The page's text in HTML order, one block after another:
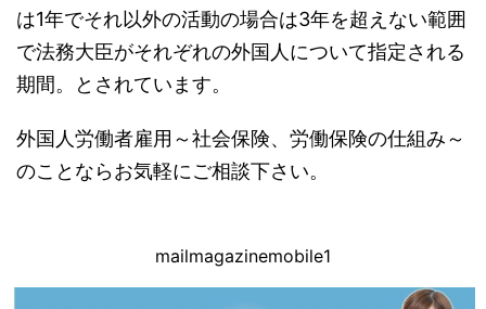
は1年でそれ以外の活動の場合は3年を超えない範囲
で法務大臣がそれぞれの外国人について指定される
期間。とされています。
外国人労働者雇用～社会保険、労働保険の仕組み～
のことならお気軽にご相談下さい。
mailmagazinemobile1